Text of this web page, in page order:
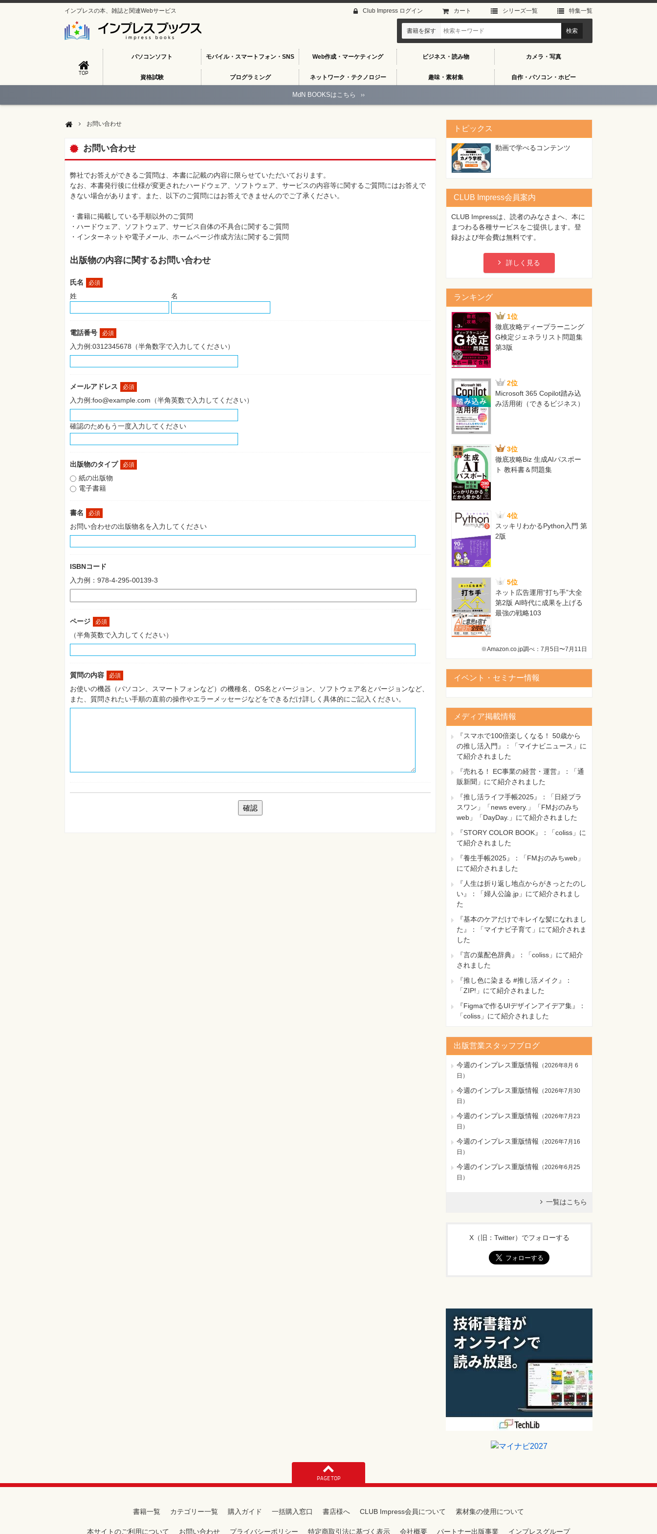
インプレスの本、雑誌と関連Webサービス
TOP
パソコンソフト モバイル・スマートフォン・SNS Web作成・マーケティング ビジネス・読み物 カメラ・写真
資格試験 プログラミング ネットワーク・テクノロジー 趣味・素材集 自作・パソコン・ホビー
Club Impress ログイン カート シリーズ⼀覧 特集⼀覧
書籍を探す
MdN BOOKSはこちら ››
お問い合わせ
お問い合わせ
弊社でお答えができるご質問は、本書に記載の内容に限らせていただいております。
なお、本書発行後に仕様が変更されたハードウェア、ソフトウェア、サービスの内容等に関するご質問にはお答えで
きない場合があります。また、以下のご質問にはお答えできませんのでご了承ください。
・書籍に掲載している手順以外のご質問
・ハードウェア、ソフトウェア、サービス自体の不具合に関するご質問
・インターネットや電子メール、ホームページ作成方法に関するご質問
出版物の内容に関するお問い合わせ
氏名 必須
姓 名
電話番号 必須
入力例:0312345678（半角数字で入力してください）
メールアドレス 必須
入力例:foo@example.com（半角英数で入力してください）
確認のためもう一度入力してください
出版物のタイプ 必須
紙の出版物
電子書籍
書名 必須
お問い合わせの出版物名を入力してください
ISBNコード
入力例：978-4-295-00139-3
ページ 必須
（半角英数で入力してください）
質問の内容 必須
お使いの機器（パソコン、スマートフォンなど）の機種名、OS名とバージョン、ソフトウェア名とバージョンなど、
また、質問されたい手順の直前の操作やエラーメッセージなどをできるだけ詳しく具体的にご記入ください。
トピックス
動画で学べるコンテンツ
CLUB Impress会員案内
CLUB Impressは、読者のみなさまへ、本に
まつわる各種サービスをご提供します。登
録および年会費は無料です。
詳しく見る
ランキング
1位
徹底攻略ディープラーニング
G検定ジェネラリスト問題集
第3版
2位
Microsoft 365 Copilot踏み込
み活用術（できるビジネス）
3位
徹底攻略Biz 生成AIパスポー
ト 教科書＆問題集
4位
スッキリわかるPython入門 第
2版
5位
ネット広告運用“打ち手”大全
第2版 AI時代に成果を上げる
最強の戦略103
※Amazon.co.jp調べ：7月5日〜7月11日
イベント・セミナー情報
メディア掲載情報
『スマホで100倍楽しくなる！ 50歳から
の推し活入門』：「マイナビニュース」に
て紹介されました
『売れる！ EC事業の経営・運営』：「通
販新聞」にて紹介されました
『推し活ライフ手帳2025』：「日経プラ
スワン」「news every.」「FMおのみち
web」「DayDay.」にて紹介されました
『STORY COLOR BOOK』：「coliss」に
て紹介されました
『養生手帳2025』：「FMおのみちweb」
にて紹介されました
『人生は折り返し地点からがきっとたのし
い』：「婦人公論.jp」にて紹介されまし
た
『基本のケアだけでキレイな髪になれまし
た』：「マイナビ子育て」にて紹介されま
した
『言の葉配色辞典』：「coliss」にて紹介
されました
『推し色に染まる #推し活メイク』：
「ZIP!」にて紹介されました
『Figmaで作るUIデザインアイデア集』：
「coliss」にて紹介されました
出版営業スタッフブログ
今週のインプレス重版情報 （2026年8月 6
日 ）
今週のインプレス重版情報 （2026年7月30
日 ）
今週のインプレス重版情報 （2026年7月23
日 ）
今週のインプレス重版情報 （2026年7月16
日 ）
今週のインプレス重版情報 （2026年6月25
日 ）
一覧はこちら
X（旧：Twitter）でフォローする
PAGE TOP
書籍一覧 カテゴリー一覧 購入ガイド 一括購入窓口 書店様へ CLUB Impress会員について 素材集の使用について
本サイトのご利用について お問い合わせ プライバシーポリシー 特定商取引法に基づく表示 会社概要 パートナー出版事業 インプレスグループ